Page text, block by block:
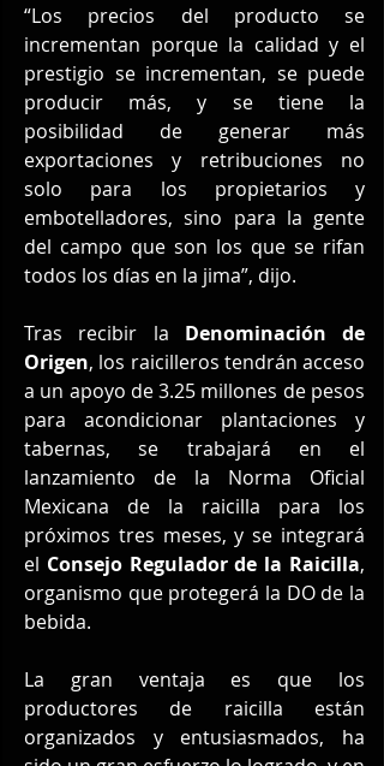
“Los precios del producto se
incrementan porque la calidad y el
prestigio se incrementan, se puede
producir más, y se tiene la
posibilidad de generar más
exportaciones y retribuciones no
solo para los propietarios y
embotelladores, sino para la gente
del campo que son los que se rifan
todos los días en la jima”, dijo.
Tras recibir la Denominación de
Origen, los raicilleros tendrán acceso
a un apoyo de 3.25 millones de pesos
para acondicionar plantaciones y
tabernas, se trabajará en el
lanzamiento de la Norma Oficial
Mexicana de la raicilla para los
próximos tres meses, y se integrará
el Consejo Regulador de la Raicilla,
organismo que protegerá la DO de la
bebida.
La gran ventaja es que los
productores de raicilla están
organizados y entusiasmados, ha